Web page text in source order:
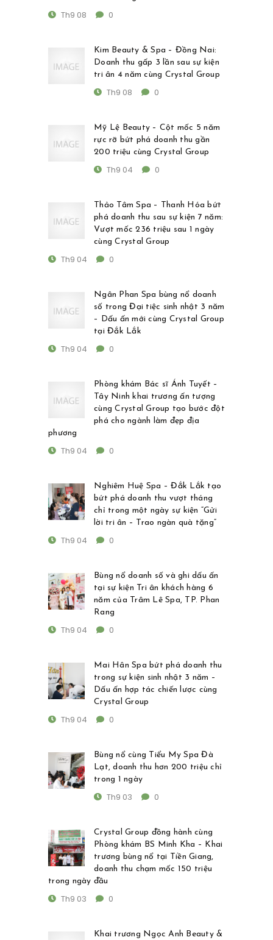
Th9 08 0
Kim Beauty & Spa – Đồng Nai:
Doanh thu gấp 3 lần sau sự kiện
tri ân 4 năm cùng Crystal Group
Th9 08 0
Mỹ Lệ Beauty – Cột mốc 5 năm
rực rỡ bứt phá doanh thu gần
200 triệu cùng Crystal Group
Th9 04 0
Thảo Tâm Spa – Thanh Hóa bứt
phá doanh thu sau sự kiện 7 năm:
Vượt mốc 236 triệu sau 1 ngày
cùng Crystal Group
Th9 04 0
Ngân Phan Spa bùng nổ doanh
số trong Đại tiệc sinh nhật 3 năm
– Dấu ấn mới cùng Crystal Group
tại Đắk Lắk
Th9 04 0
Phòng khám Bác sĩ Ánh Tuyết –
Tây Ninh khai trương ấn tượng
cùng Crystal Group tạo bước đột
phá cho ngành làm đẹp địa
phương
Th9 04 0
Nghiêm Huệ Spa – Đắk Lắk tạo
bứt phá doanh thu vượt tháng
chỉ trong một ngày sự kiện “Gửi
lời tri ân – Trao ngàn quà tặng”
Th9 04 0
Bùng nổ doanh số và ghi dấu ấn
tại sự kiện Tri ân khách hàng 6
năm của Trâm Lê Spa, TP. Phan
Rang
Th9 04 0
Mai Hân Spa bứt phá doanh thu
trong sự kiện sinh nhật 3 năm –
Dấu ấn hợp tác chiến lược cùng
Crystal Group
Th9 04 0
Bùng nổ cùng Tiểu My Spa Đà
Lạt, doanh thu hơn 200 triệu chỉ
trong 1 ngày
Th9 03 0
Crystal Group đồng hành cùng
Phòng khám BS Minh Kha – Khai
trương bùng nổ tại Tiền Giang,
doanh thu chạm mốc 150 triệu
trong ngày đầu
Th9 03 0
Khai trương Ngọc Anh Beauty &